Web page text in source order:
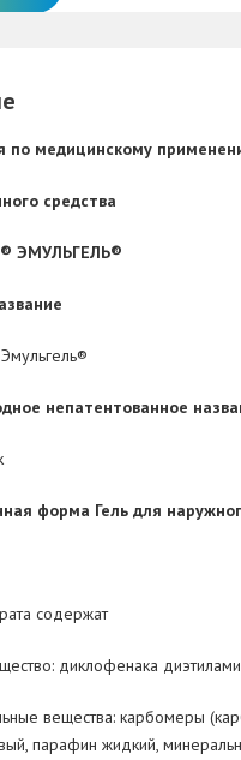
по медицинскому
средства
ЭМУЛЬГЕЛЬ®
непатентованное
форма Гель для
содержат
диклофенака
вещества: карбомеры
парафин жидкий,